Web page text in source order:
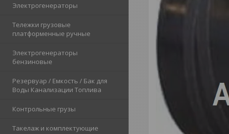
Электрогенераторы
Тележки грузовые
платформенные ручные
Электрогенераторы
бензиновые
Резервуар / Емкость / Бак для
Воды Канализации Топлива
Контрольные грузы
Такелаж и комплектующие